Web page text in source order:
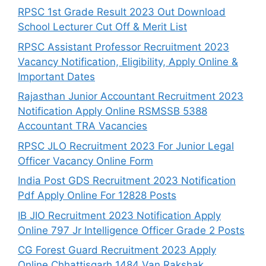
RPSC 1st Grade Result 2023 Out Download
School Lecturer Cut Off & Merit List
RPSC Assistant Professor Recruitment 2023
Vacancy Notification, Eligibility, Apply Online &
Important Dates
Rajasthan Junior Accountant Recruitment 2023
Notification Apply Online RSMSSB 5388
Accountant TRA Vacancies
RPSC JLO Recruitment 2023 For Junior Legal
Officer Vacancy Online Form
India Post GDS Recruitment 2023 Notification
Pdf Apply Online For 12828 Posts
IB JIO Recruitment 2023 Notification Apply
Online 797 Jr Intelligence Officer Grade 2 Posts
CG Forest Guard Recruitment 2023 Apply